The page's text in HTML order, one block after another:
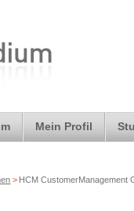
Mein Profil
> HCM CustomerManagement